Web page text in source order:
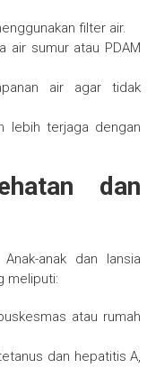
filter air.
air sumur atau PDAM
air agar tidak
lebih terjaga dengan
dan
anak dan lansia
meliputi:
atau rumah
dan hepatitis A,